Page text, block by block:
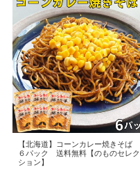
【北海道】コーンカレー焼きそば
６パック 送料無料【のものセレク
ション】